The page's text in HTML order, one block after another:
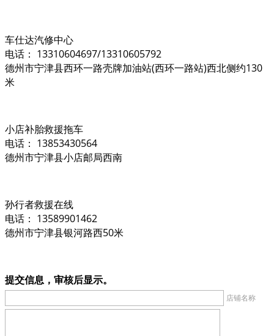
车仕达汽修中心
电话： 13310604697/13310605792
德州市宁津县西环一路壳牌加油站(西环一路站)西北侧约130
米
小店补胎救援拖车
电话： 13853430564
德州市宁津县小店邮局西南
孙行者救援在线
电话： 13589901462
德州市宁津县银河路西50米
提交信息，审核后显示。
店铺名称